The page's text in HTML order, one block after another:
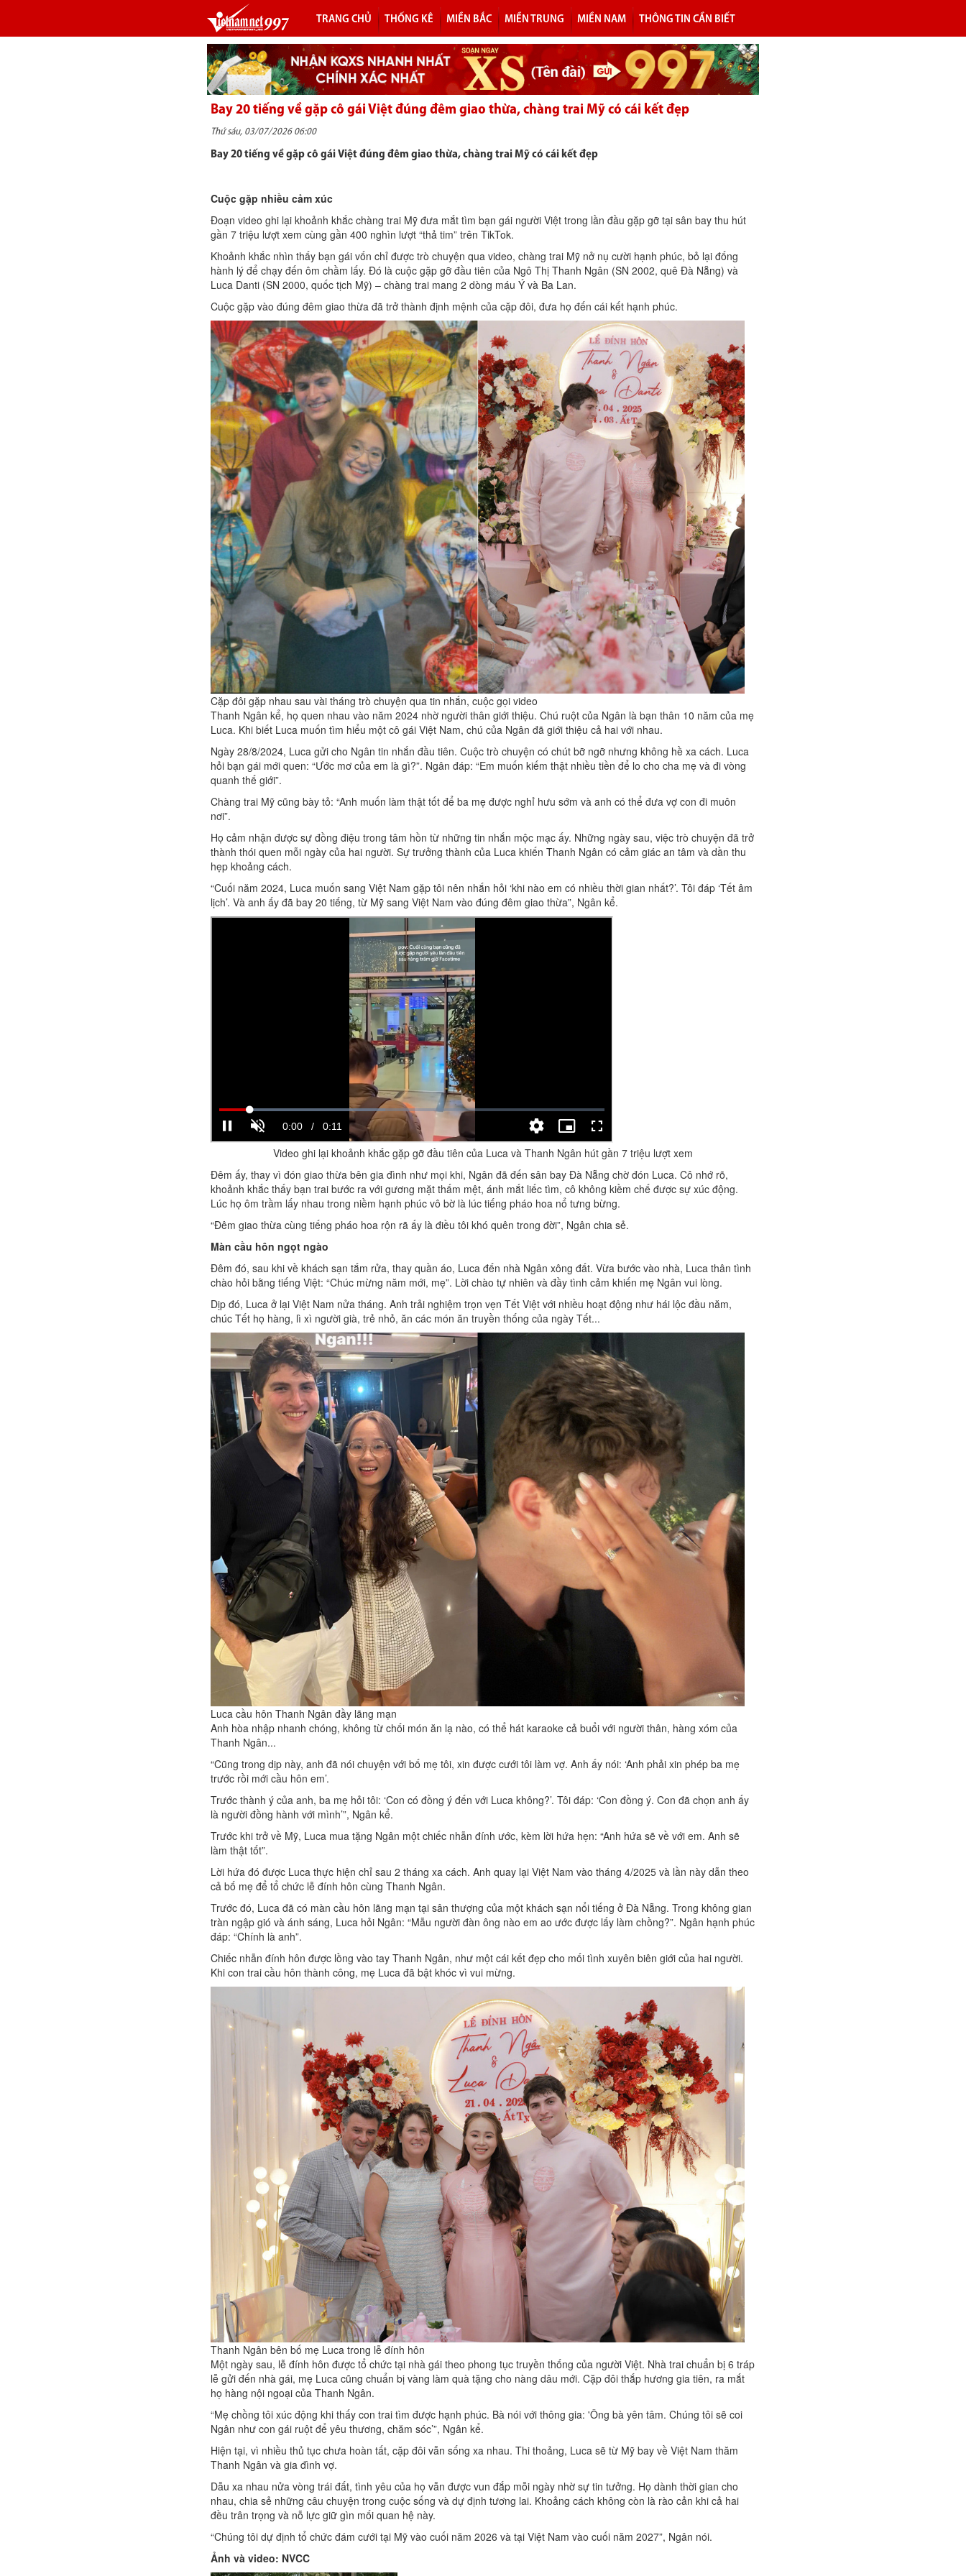
TRANG CHỦ THỐNG KÊ MIỀN BẮC MIỀN TRUNG MIỀN NAM THÔNG TIN CẦN BIẾT
Bay 20 tiếng về gặp cô gái Việt đúng đêm giao thừa, chàng trai Mỹ có cái kết đẹp
Thứ sáu, 03/07/2026 06:00
Bay 20 tiếng về gặp cô gái Việt đúng đêm giao thừa, chàng trai Mỹ có cái kết đẹp
Cuộc gặp nhiều cảm xúc
Đoạn video ghi lại khoảnh khắc chàng trai Mỹ đưa mắt tìm bạn gái người Việt trong lần đầu gặp gỡ tại sân bay thu hút
gần 7 triệu lượt xem cùng gần 400 nghìn lượt “thả tim” trên TikTok.
Khoảnh khắc nhìn thấy bạn gái vốn chỉ được trò chuyện qua video, chàng trai Mỹ nở nụ cười hạnh phúc, bỏ lại đống
hành lý để chạy đến ôm chầm lấy. Đó là cuộc gặp gỡ đầu tiên của Ngô Thị Thanh Ngân (SN 2002, quê Đà Nẵng) và
Luca Danti (SN 2000, quốc tịch Mỹ) – chàng trai mang 2 dòng máu Ý và Ba Lan.
Cuộc gặp vào đúng đêm giao thừa đã trở thành định mệnh của cặp đôi, đưa họ đến cái kết hạnh phúc.
Cặp đôi gặp nhau sau vài tháng trò chuyện qua tin nhắn, cuộc gọi video
Thanh Ngân kể, họ quen nhau vào năm 2024 nhờ người thân giới thiệu. Chú ruột của Ngân là bạn thân 10 năm của mẹ
Luca. Khi biết Luca muốn tìm hiểu một cô gái Việt Nam, chú của Ngân đã giới thiệu cả hai với nhau.
Ngày 28/8/2024, Luca gửi cho Ngân tin nhắn đầu tiên. Cuộc trò chuyện có chút bỡ ngỡ nhưng không hề xa cách. Luca
hỏi bạn gái mới quen: “Ước mơ của em là gì?”. Ngân đáp: “Em muốn kiếm thật nhiều tiền để lo cho cha mẹ và đi vòng
quanh thế giới”.
Chàng trai Mỹ cũng bày tỏ: “Anh muốn làm thật tốt để ba mẹ được nghỉ hưu sớm và anh có thể đưa vợ con đi muôn
nơi”.
Họ cảm nhận được sự đồng điệu trong tâm hồn từ những tin nhắn mộc mạc ấy. Những ngày sau, việc trò chuyện đã trở
thành thói quen mỗi ngày của hai người. Sự trưởng thành của Luca khiến Thanh Ngân có cảm giác an tâm và dần thu
hẹp khoảng cách.
“Cuối năm 2024, Luca muốn sang Việt Nam gặp tôi nên nhắn hỏi ‘khi nào em có nhiều thời gian nhất?’. Tôi đáp ‘Tết âm
lịch’. Và anh ấy đã bay 20 tiếng, từ Mỹ sang Việt Nam vào đúng đêm giao thừa”, Ngân kể.
Video ghi lại khoảnh khắc gặp gỡ đầu tiên của Luca và Thanh Ngân hút gần 7 triệu lượt xem
Đêm ấy, thay vì đón giao thừa bên gia đình như mọi khi, Ngân đã đến sân bay Đà Nẵng chờ đón Luca. Cô nhớ rõ,
khoảnh khắc thấy bạn trai bước ra với gương mặt thấm mệt, ánh mắt liếc tìm, cô không kiềm chế được sự xúc động.
Lúc họ ôm trầm lấy nhau trong niềm hạnh phúc vô bờ là lúc tiếng pháo hoa nổ tưng bừng.
“Đêm giao thừa cùng tiếng pháo hoa rộn rã ấy là điều tôi khó quên trong đời”, Ngân chia sẻ.
Màn cầu hôn ngọt ngào
Đêm đó, sau khi về khách sạn tắm rửa, thay quần áo, Luca đến nhà Ngân xông đất. Vừa bước vào nhà, Luca thân tình
chào hỏi bằng tiếng Việt: “Chúc mừng năm mới, mẹ”. Lời chào tự nhiên và đầy tình cảm khiến mẹ Ngân vui lòng.
Dịp đó, Luca ở lại Việt Nam nửa tháng. Anh trải nghiệm trọn vẹn Tết Việt với nhiều hoạt động như hái lộc đầu năm,
chúc Tết họ hàng, lì xì người già, trẻ nhỏ, ăn các món ăn truyền thống của ngày Tết...
Luca cầu hôn Thanh Ngân đầy lãng mạn
Anh hòa nhập nhanh chóng, không từ chối món ăn lạ nào, có thể hát karaoke cả buổi với người thân, hàng xóm của
Thanh Ngân...
“Cũng trong dịp này, anh đã nói chuyện với bố mẹ tôi, xin được cưới tôi làm vợ. Anh ấy nói: ‘Anh phải xin phép ba mẹ
trước rồi mới cầu hôn em’.
Trước thành ý của anh, ba mẹ hỏi tôi: ‘Con có đồng ý đến với Luca không?’. Tôi đáp: ‘Con đồng ý. Con đã chọn anh ấy
là người đồng hành với mình’”, Ngân kể.
Trước khi trở về Mỹ, Luca mua tặng Ngân một chiếc nhẫn đính ước, kèm lời hứa hẹn: “Anh hứa sẽ về với em. Anh sẽ
làm thật tốt”.
Lời hứa đó được Luca thực hiện chỉ sau 2 tháng xa cách. Anh quay lại Việt Nam vào tháng 4/2025 và lần này dẫn theo
cả bố mẹ để tổ chức lễ đính hôn cùng Thanh Ngân.
Trước đó, Luca đã có màn cầu hôn lãng mạn tại sân thượng của một khách sạn nổi tiếng ở Đà Nẵng. Trong không gian
tràn ngập gió và ánh sáng, Luca hỏi Ngân: “Mẫu người đàn ông nào em ao ước được lấy làm chồng?”. Ngân hạnh phúc
đáp: “Chính là anh”.
Chiếc nhẫn đính hôn được lồng vào tay Thanh Ngân, như một cái kết đẹp cho mối tình xuyên biên giới của hai người.
Khi con trai cầu hôn thành công, mẹ Luca đã bật khóc vì vui mừng.
Thanh Ngân bên bố mẹ Luca trong lễ đính hôn
Một ngày sau, lễ đính hôn được tổ chức tại nhà gái theo phong tục truyền thống của người Việt. Nhà trai chuẩn bị 6 tráp
lễ gửi đến nhà gái, mẹ Luca cũng chuẩn bị vàng làm quà tặng cho nàng dâu mới. Cặp đôi thắp hương gia tiên, ra mắt
họ hàng nội ngoại của Thanh Ngân.
“Mẹ chồng tôi xúc động khi thấy con trai tìm được hạnh phúc. Bà nói với thông gia: 'Ông bà yên tâm. Chúng tôi sẽ coi
Ngân như con gái ruột để yêu thương, chăm sóc’”, Ngân kể.
Hiện tại, vì nhiều thủ tục chưa hoàn tất, cặp đôi vẫn sống xa nhau. Thi thoảng, Luca sẽ từ Mỹ bay về Việt Nam thăm
Thanh Ngân và gia đình vợ.
Dẫu xa nhau nửa vòng trái đất, tình yêu của họ vẫn được vun đắp mỗi ngày nhờ sự tin tưởng. Họ dành thời gian cho
nhau, chia sẻ những câu chuyện trong cuộc sống và dự định tương lai. Khoảng cách không còn là rào cản khi cả hai
đều trân trọng và nỗ lực giữ gìn mối quan hệ này.
“Chúng tôi dự định tổ chức đám cưới tại Mỹ vào cuối năm 2026 và tại Việt Nam vào cuối năm 2027”, Ngân nói.
Ảnh và video: NVCC